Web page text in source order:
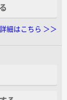
細はこちら ＞＞